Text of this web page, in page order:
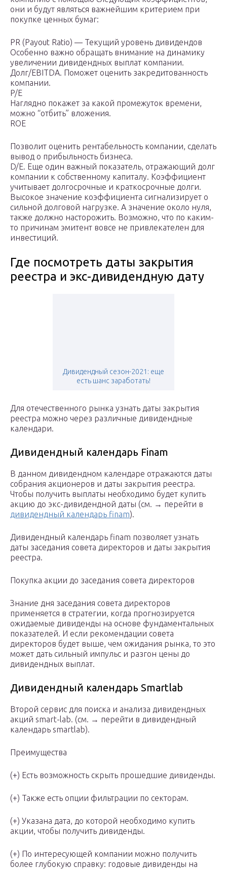
они и будут являться важнейшим критерием при
покупке ценных бумаг:
PR (Payout Ratio) — Текущий уровень дивидендов
Особенно важно обращать внимание на динамику
увеличении дивидендных выплат компании.
Долг/EBITDA. Поможет оценить закредитованность
компании.
P/E
Наглядно покажет за какой промежуток времени,
можно “отбить” вложения.
ROE
Позволит оценить рентабельность компании, сделать
вывод о прибыльность бизнеса.
D/E. Еще один важный показатель, отражающий долг
компании к собственному капиталу. Коэффициент
учитывает долгосрочные и краткосрочные долги.
Высокое значение коэффициента сигнализирует о
сильной долговой нагрузке. А значение около нуля,
также должно насторожить. Возможно, что по каким-
то причинам эмитент вовсе не привлекателен для
инвестиций.
Где посмотреть даты закрытия
реестра и экс-дивидендную дату
Дивидендный сезон-2021: еще
есть шанс заработать!
Для отечественного рынка узнать даты закрытия
реестра можно через различные дивидендные
календари.
Дивидендный календарь Finam
В данном дивидендном календаре отражаются даты
собрания акционеров и даты закрытия реестра.
Чтобы получить выплаты необходимо будет купить
акцию до экс-дивидендной даты (см. → перейти в
дивидендный календарь finam).
Дивидендный календарь finam позволяет узнать
даты заседания совета директоров и даты закрытия
реестра.
Покупка акции до заседания совета директоров
Знание дня заседания совета директоров
применяется в стратегии, когда прогнозируется
ожидаемые дивиденды на основе фундаментальных
показателей. И если рекомендации совета
директоров будет выше, чем ожидания рынка, то это
может дать сильный импульс и разгон цены до
дивидендных выплат.
Дивидендный календарь Smartlab
Второй сервис для поиска и анализа дивидендных
акций smart-lab. (см. → перейти в дивидендный
календарь smartlab).
Преимущества
(+) Есть возможность скрыть прошедшие дивиденды.
(+) Также есть опции фильтрации по секторам.
(+) Указана дата, до которой необходимо купить
акции, чтобы получить дивиденды.
(+) По интересующей компании можно получить
более глубокую справку: годовые дивиденды на